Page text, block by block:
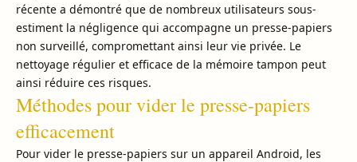
récente a démontré que de nombreux utilisateurs sous-
estiment la négligence qui accompagne un presse-papiers
non surveillé, compromettant ainsi leur vie privée. Le
nettoyage régulier et efficace de la mémoire tampon peut
ainsi réduire ces risques.
Méthodes pour vider le presse-papiers
efficacement
Pour vider le presse-papiers sur un appareil Android, les